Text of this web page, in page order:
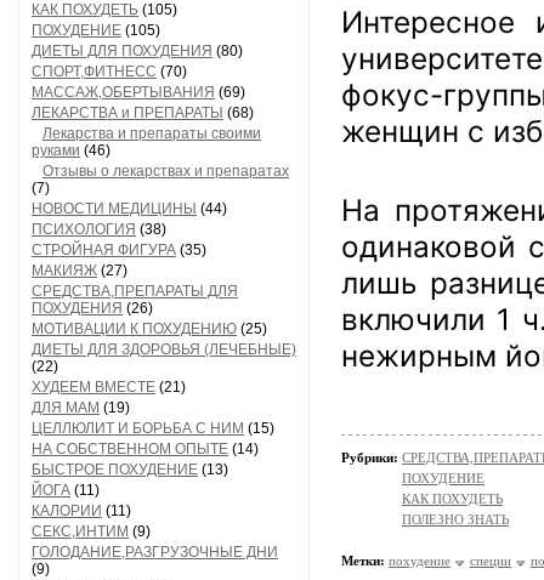
КАК ПОХУДЕТЬ (105)
ПОХУДЕНИЕ (105)
ДИЕТЫ ДЛЯ ПОХУДЕНИЯ (80)
СПОРТ,ФИТНЕСС (70)
МАССАЖ,ОБЕРТЫВАНИЯ (69)
ЛЕКАРСТВА и ПРЕПАРАТЫ (68)
Лекарства и препараты своими
руками (46)
Отзывы о лекарствах и препаратах
(7)
НОВОСТИ МЕДИЦИНЫ (44)
ПСИХОЛОГИЯ (38)
СТРОЙНАЯ ФИГУРА (35)
МАКИЯЖ (27)
СРЕДСТВА,ПРЕПАРАТЫ ДЛЯ
ПОХУДЕНИЯ (26)
МОТИВАЦИИ К ПОХУДЕНИЮ (25)
ДИЕТЫ ДЛЯ ЗДОРОВЬЯ (ЛЕЧЕБНЫЕ)
(22)
ХУДЕЕМ ВМЕСТЕ (21)
ДЛЯ МАМ (19)
ЦЕЛЛЮЛИТ И БОРЬБА С НИМ (15)
НА СОБСТВЕННОМ ОПЫТЕ (14)
БЫСТРОЕ ПОХУДЕНИЕ (13)
ЙОГА (11)
КАЛОРИИ (11)
СЕКС,ИНТИМ (9)
ГОЛОДАНИЕ,РАЗГРУЗОЧНЫЕ ДНИ
(9)
Интересное
фокус-
женщин с
На
одинаковой
лишь
включили 1
нежирным
Рубрики:
ПОХУДЕНИЕ
КАК ПОХУДЕТЬ
ПОЛЕЗНО ЗНАТЬ
Метки: похудение специи